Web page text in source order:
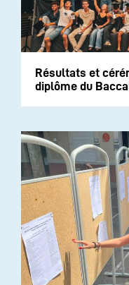
Résultats et
diplôme du